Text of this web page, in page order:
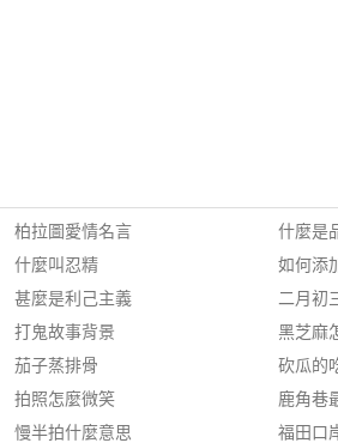
柏拉圖愛情名言
什麼叫忍精
甚麼是利己主義
打鬼故事背景
茄子蒸排骨
拍照怎麼微笑
慢半拍什麼意思
什麼是
如何添
二月初
黑芝麻
砍瓜的
鹿角巷
福田口